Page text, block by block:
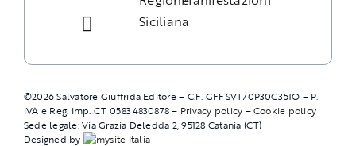
Siciliana
©2026Salvatore Giuffrida Editore – C.F. GFFSVT70P30C351O – P.
IVA e Reg. Imp. CT 05834830878 – Privacy policy –Cookie policy
Sede legale: Via Grazia Deledda 2, 95128 Catania (CT)
Designed by